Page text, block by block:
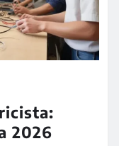
2026